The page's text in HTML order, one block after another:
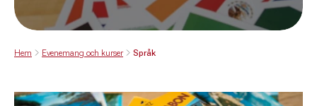
Hem Evenemang och kurser Språk